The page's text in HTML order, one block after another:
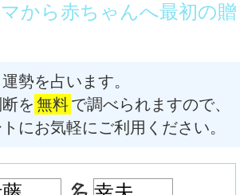
から赤ちゃんへ最初の贈
勢を占います。
を 無料で調べられますので、
にお気軽にご利用ください。